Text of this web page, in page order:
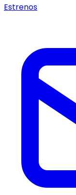
Estrenos